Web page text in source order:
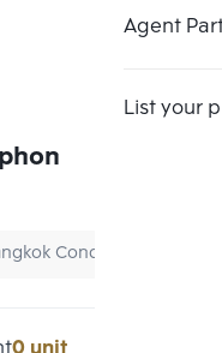
Agent
List your
Condo